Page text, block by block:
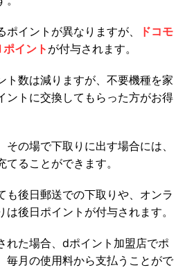
イントが異なりますが、
ドコモ
イント が付与されます。
ト数は減りますが、不要機種を家
ントに交換してもらった方がお得
の場で下取りに出す場合には、
ることができます。
も後日郵送での下取りや、オンラ
後日ポイントが付与されます。
れた場合、dポイント加盟店でポ
毎月の使用料から支払うことがで